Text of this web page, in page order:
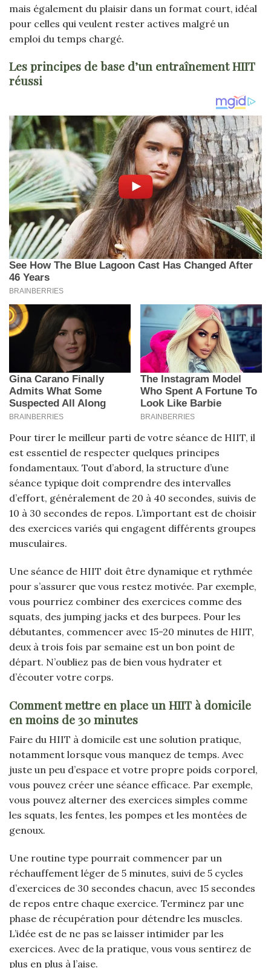
mais également du plaisir dans un format court, idéal
pour celles qui veulent rester actives malgré un
emploi du temps chargé.
Les principes de base d’un entraînement HIIT
réussi
Pour tirer le meilleur parti de votre séance de HIIT, il
est essentiel de respecter quelques principes
fondamentaux. Tout d’abord, la structure d’une
séance typique doit comprendre des intervalles
d’effort, généralement de 20 à 40 secondes, suivis de
10 à 30 secondes de repos. L’important est de choisir
des exercices variés qui engagent différents groupes
musculaires.
Une séance de HIIT doit être dynamique et rythmée
pour s’assurer que vous restez motivée. Par exemple,
vous pourriez combiner des exercices comme des
squats, des jumping jacks et des burpees. Pour les
débutantes, commencer avec 15-20 minutes de HIIT,
deux à trois fois par semaine est un bon point de
départ. N’oubliez pas de bien vous hydrater et
d’écouter votre corps.
Comment mettre en place un HIIT à domicile
en moins de 30 minutes
Faire du HIIT à domicile est une solution pratique,
notamment lorsque vous manquez de temps. Avec
juste un peu d’espace et votre propre poids corporel,
vous pouvez créer une séance efficace. Par exemple,
vous pouvez alterner des exercices simples comme
les squats, les fentes, les pompes et les montées de
genoux.
Une routine type pourrait commencer par un
réchauffement léger de 5 minutes, suivi de 5 cycles
d’exercices de 30 secondes chacun, avec 15 secondes
de repos entre chaque exercice. Terminez par une
phase de récupération pour détendre les muscles.
L’idée est de ne pas se laisser intimider par les
exercices. Avec de la pratique, vous vous sentirez de
plus en plus à l’aise.